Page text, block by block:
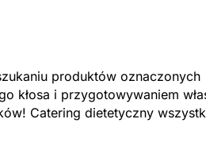
produktów oznaczonych
kłosa i przygotowywaniem
Catering dietetyczny